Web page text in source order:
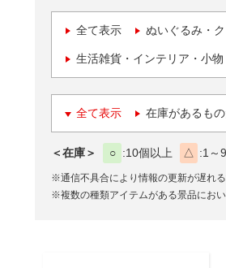
全て表示 ぬいぐるみ・
生活雑貨・インテリア・小物
全て表示 在庫があるも
＜在庫＞ ○ 10個以上 △ 1～
※通信不具合により情報の更新が遅れる
※複数の種類アイテムがある景品にお